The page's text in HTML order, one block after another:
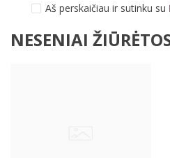
Aš perskaičiau ir sutinku su
NESENIAI